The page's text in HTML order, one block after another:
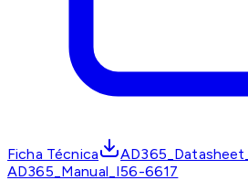
Ficha Técnica
AD365_Manual_I56-6617